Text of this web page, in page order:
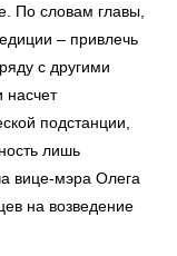
По словам главы,
– привлечь
с другими
насчет
подстанции,
лишь
вице-мэра Олега
на возведение